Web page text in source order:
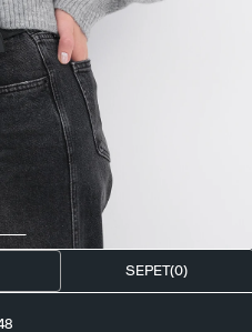
SEPET(0)